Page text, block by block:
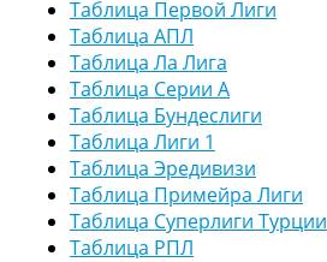
Таблица Первой Лиги
Таблица АПЛ
Таблица Ла Лига
Таблица Серии А
Таблица Бундеслиги
Таблица Лиги 1
Таблица Эредивизи
Таблица Примейра Лиги
Таблица Суперлиги Турции
Таблица РПЛ